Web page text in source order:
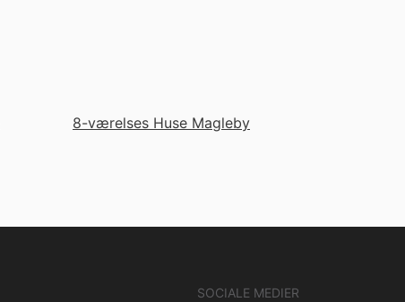
8-værelses Huse Magleby
SOCIALE MEDIER